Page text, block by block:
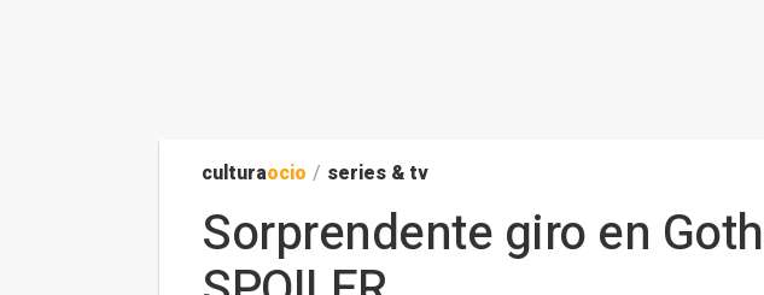
culturaocio / series & tv
Sorprendente giro en